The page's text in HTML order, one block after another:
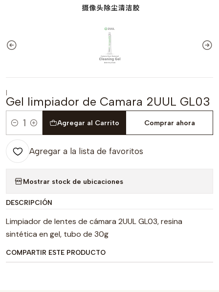
|
Gel limpiador de Camara 2UUL GL03
Cantidad
Agregar al Carrito Comprar ahora
Agregar a la lista de favoritos
Mostrar stock de ubicaciones
DESCRIPCIÓN
Limpiador de lentes de cámara 2UUL GL03, resina
sintética en gel, tubo de 30g
COMPARTIR ESTE PRODUCTO